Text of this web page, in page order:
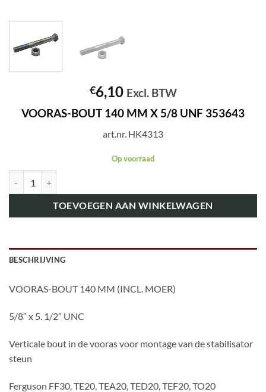
€6,10 Excl. BTW
VOORAS-BOUT 140 MM X 5/8 UNF 353643
art.nr. HK4313
Op voorraad
TOEVOEGEN AAN WINKELWAGEN
BESCHRIJVING
VOORAS-BOUT 140 MM (INCL. MOER)
5/8″ x 5. 1/2″ UNC
Verticale bout in de vooras voor montage van de stabilisator
steun
Ferguson FF30, TE20, TEA20, TED20, TEF20, TO20